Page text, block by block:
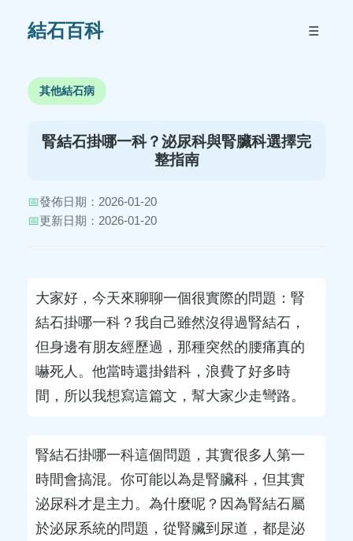
結石百科 ☰
其他結石病
腎結石掛哪一科？泌尿科與腎臟科選擇完
整指南
📅發佈日期：2026-01-20
📅更新日期：2026-01-20
大家好，今天來聊聊一個很實際的問題：腎
結石掛哪一科？我自己雖然沒得過腎結石，
但身邊有朋友經歷過，那種突然的腰痛真的
嚇死人。他當時還掛錯科，浪費了好多時
間，所以我想寫這篇文，幫大家少走彎路。
腎結石掛哪一科這個問題，其實很多人第一
時間會搞混。你可能以為是腎臟科，但其實
泌尿科才是主力。為什麼呢？因為腎結石屬
於泌尿系統的問題，從腎臟到尿道，都是泌